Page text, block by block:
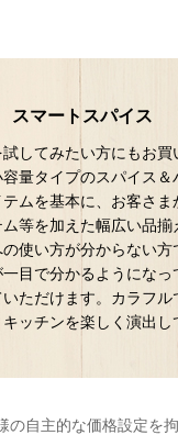
スマートスパイス
してみたい方にもお買
量タイプのスパイス＆
ムを基本に、お客さま
等を加えた幅広い品揃
使い方が分からない方
目で分かるようになっ
ただけます。カラフル
ッチンを楽しく演出し
の自主的な価格設定を